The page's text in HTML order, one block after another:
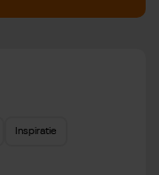
Inspiratie